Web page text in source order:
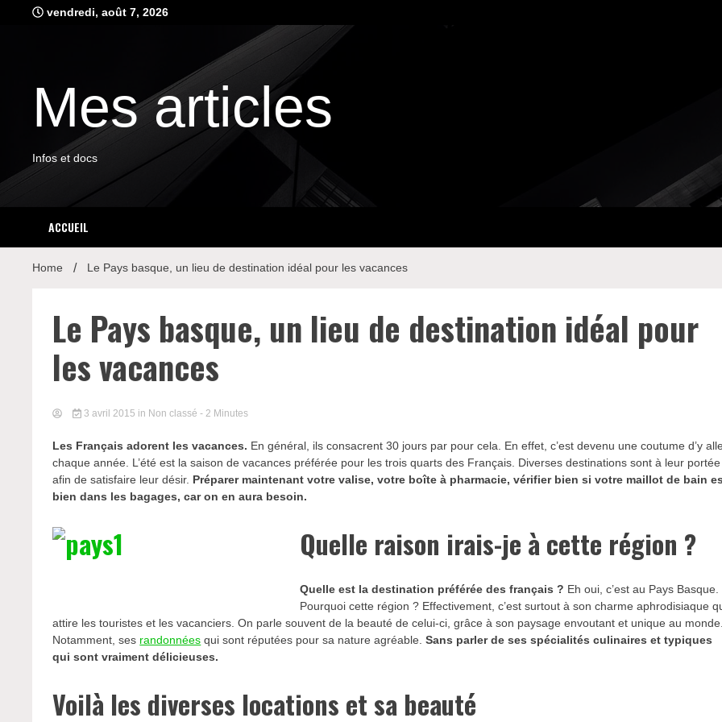
vendredi, août 7, 2026
Mes articles
Infos et docs
ACCUEIL
Home Le Pays basque, un lieu de destination idéal pour les vacances
Le Pays basque, un lieu de destination idéal pour
les vacances
3 avril 2015 in Non classé - 2 Minutes
Les Français adorent les vacances. En général, ils consacrent 30 jours par pour cela. En effet, c’est devenu une coutume d’y
chaque année. L’été est la saison de vacances préférée pour les trois quarts des Français. Diverses destinations sont à leur portée
afin de satisfaire leur désir. Préparer maintenant votre valise, votre boîte à pharmacie, vérifier bien si votre maillot de bain
bien dans les bagages, car on en aura besoin.
Quelle raison irais-je à cette région ?
Quelle est la destination préférée des français ? Eh oui, c’est au Pays Basque.
Pourquoi cette région ? Effectivement, c’est surtout à son charme aphrodisiaque
attire les touristes et les vacanciers. On parle souvent de la beauté de celui-ci, grâce à son paysage envoutant et unique au monde.
Notamment, ses randonnées qui sont réputées pour sa nature agréable.Sans parler de ses spécialités culinaires et typiques
qui sont vraiment délicieuses.
Voilà les diverses locations et sa beauté